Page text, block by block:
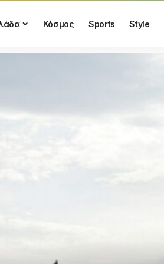
Κόσμος Sports Style